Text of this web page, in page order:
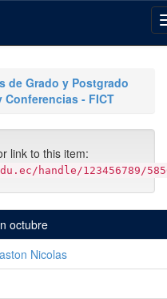
de Grado y Postgrado
- FICT
link to this item:
handle/123456789/
octubre
Nicolas